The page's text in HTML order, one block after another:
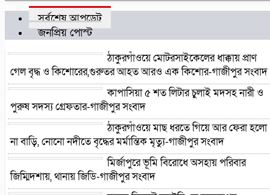
সর্বশেষ আপডেট
জনপ্রিয় পোস্ট
ঠাকুরগাঁওয়ে মোটরসাইকেলের ধাক্কায় প্রাণ
গেল বৃদ্ধ ও কিশোরের,গুরুতর আহত আরও এক কিশোর-গাজীপুর সংবাদ
কাপাসিয়া ৫ শত লিটার চুলাই মদসহ নারী ও
পুরুষ সদস্য গ্রেফতার-গাজীপুর সংবাদ
ঠাকুরগাঁওয়ে মাছ ধরতে গিয়ে আর ফেরা হলো
না বাড়ি, নোনো নদীতে বৃদ্ধের মর্মান্তিক মৃত্যু-গাজীপুর সংবাদ
মির্জাপুরে ভূমি বিরোধে অসহায় পরিবার
জিম্মিদশায়, থানায় জিডি-গাজীপুর সংবাদ